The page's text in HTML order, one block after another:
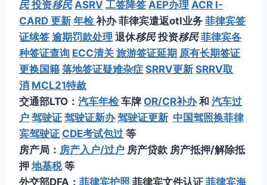
民 投资移民 ASRV 工签降签 AEP办理 ACR I-
CARD 更新 年检补办 菲律宾遣返otl业务 菲律宾签
证续签 逾期罚款处理 退休移民投资移民 菲律宾各
种签证查询 ECC清关 旅游签证延期 原有长期签证
更换国籍 落地签证疑难杂症 SRRV更新 SRRV取
消 MCL21特赦
交通部LTO： 汽车年检车牌 OR/CR补办和 汽车过
户 驾驶证 驾驶证新办 驾驶证更新 中国驾照换菲律
宾驾驶证 CDE考试包过 等
房产局： 房产入户/过户 房产贷款 房产抵押/解除抵
押 地基税等
外交部DFA： 菲律宾护照 菲律宾文件认证 菲律宾海